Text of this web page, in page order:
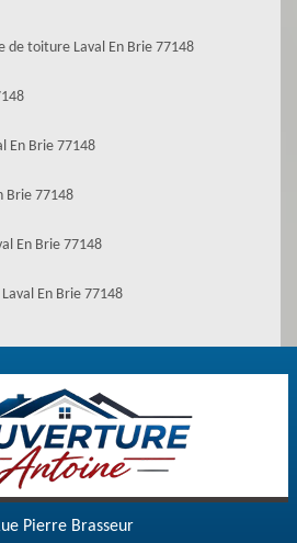
de toiture Laval En Brie 77148
En Brie 77148
Brie 77148
En Brie 77148
En Brie 77148
Pierre Brasseur